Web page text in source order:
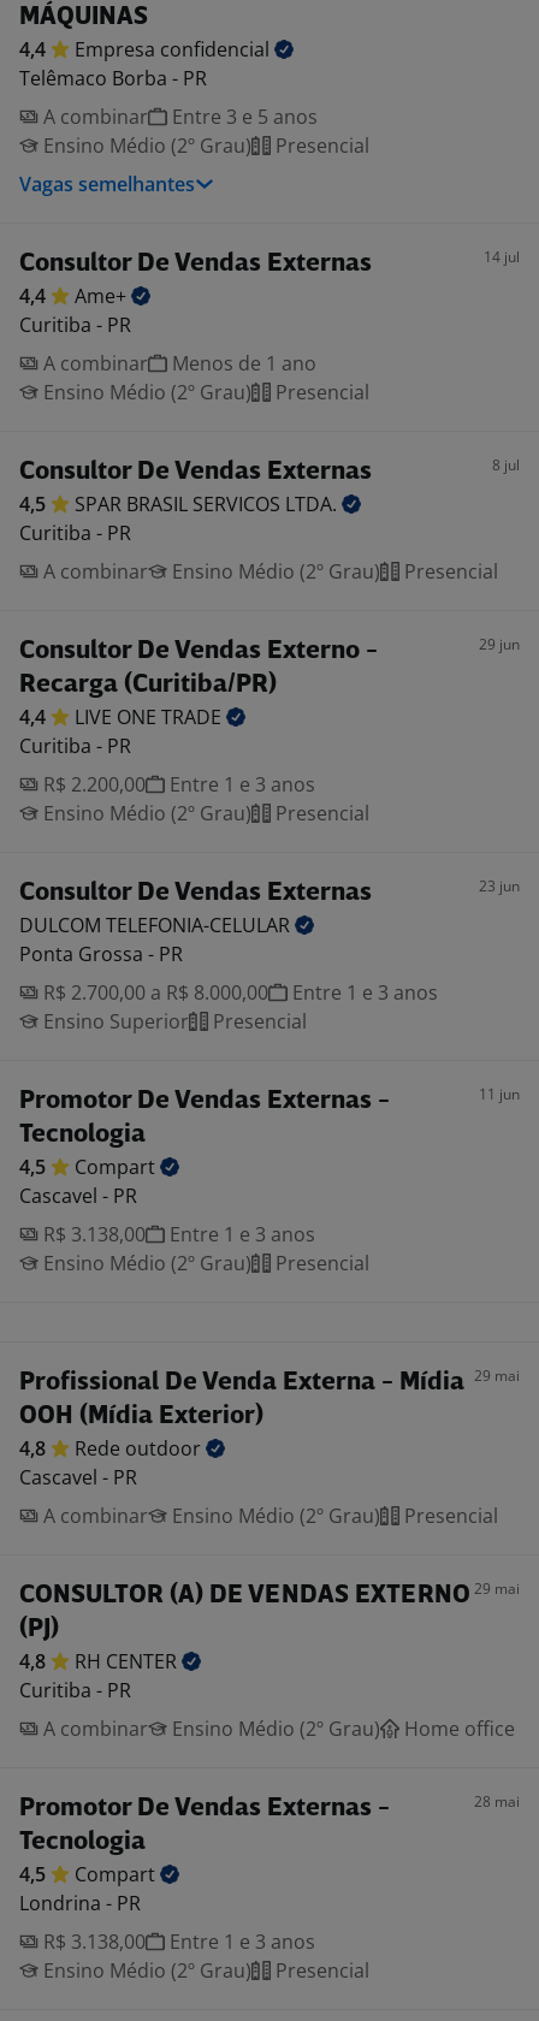
MÁQUINAS
4,4 Empresa confidencial
Telêmaco Borba - PR
A combinar
Entre 3 e 5 anos
Ensino Médio (2º Grau)
Presencial
Vagas semelhantes
Consultor De Vendas Externas 14 jul
4,4
Ame+
Curitiba - PR
A combinar
Menos de 1 ano
Ensino Médio (2º Grau)
Presencial
Consultor De Vendas Externas 8 jul
4,5 SPAR BRASIL SERVICOS LTDA.
Curitiba - PR
A combinar
Ensino Médio (2º Grau) Presencial
Consultor De Vendas Externo -
Recarga (Curitiba/PR)
29 jun
4,4 LIVE ONE TRADE
Curitiba - PR
R$ 2.200,00
Entre 1 e 3 anos
Ensino Médio (2º Grau)
Presencial
Consultor De Vendas Externas 23 jun
DULCOM TELEFONIA-CELULAR
Ponta Grossa - PR
R$ 2.700,00 a R$ 8.000,00
Entre 1 e 3 anos
Ensino Superior
Presencial
Promotor De Vendas Externas -
Tecnologia
11 jun
4,5
Compart
Cascavel - PR
R$ 3.138,00
Entre 1 e 3 anos
Ensino Médio (2º Grau)
Presencial
Profissional De Venda Externa - Mídia
OOH (Mídia Exterior)
29 mai
4,8 Rede outdoor
Cascavel - PR
A combinar
Ensino Médio (2º Grau) Presencial
CONSULTOR (A) DE VENDAS EXTERNO
(PJ)
29 mai
4,8 RH CENTER
Curitiba - PR
A combinar
Ensino Médio (2º Grau) Home office
Promotor De Vendas Externas -
Tecnologia
28 mai
4,5
Compart
Londrina - PR
R$ 3.138,00
Entre 1 e 3 anos
Ensino Médio (2º Grau)
Presencial